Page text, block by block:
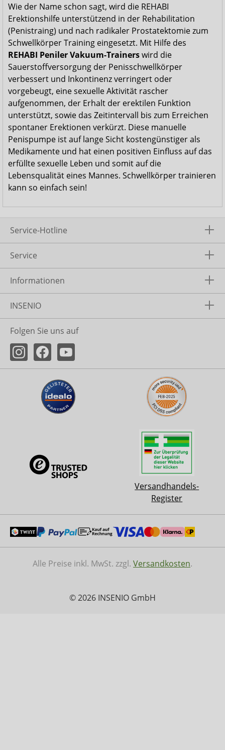
Wie der Name schon sagt, wird die REHABI
Erektionshilfe unterstützend in der Rehabilitation
(Penistraing) und nach radikaler Prostatektomie zum
Schwellkörper Training eingesetzt. Mit Hilfe des
REHABI Peniler Vakuum-Trainerswird die
Sauerstoffversorgung der Penisschwellkörper
verbessert und Inkontinenz verringert oder
vorgebeugt, eine sexuelle Aktivität rascher
aufgenommen, der Erhalt der erektilen Funktion
unterstützt, sowie das Zeitintervall bis zum Erreichen
spontaner Erektionen verkürzt. Diese manuelle
Penispumpe ist auf lange Sicht kostengünstiger als
Medikamente und hat einen positiven Einfluss auf das
erfüllte sexuelle Leben und somit auf die
Lebensqualität eines Mannes. Schwellkörper trainieren
kann so einfach sein!
Service-Hotline
Service
Informationen
INSENIO
Folgen Sie uns auf
Versandhandels-
Register
Alle Preise inkl. MwSt. zzgl. Versandkosten.
© 2026 INSENIO GmbH